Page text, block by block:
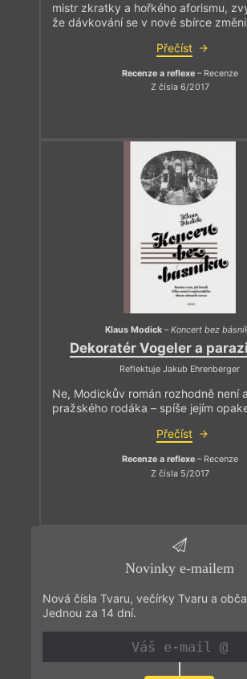
mistr zkratky a hořkého aforismu,
že dávkování se v nové sbírce
Přečíst
Recenze a reflexe– Recenze
Z čísla 6/2017
Klaus Modick –Koncert bez
Dekoratér Vogeler a
Reflektuje Jakub Ehrenberger
Ne, Modickův román rozhodně není
pražského rodáka – spíše jejím
Přečíst
Recenze a reflexe– Recenze
Z čísla 5/2017
Novinky e-mailem
Nová čísla Tvaru, večírky Tvaru a
Jednou za 14 dní.